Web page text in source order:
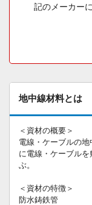
記のメーカー
地中線材料とは
＜資材の概要＞
電線・ケーブルの
に電線・ケーブル
ぶ。
＜資材の特徴＞
防水鋳鉄管